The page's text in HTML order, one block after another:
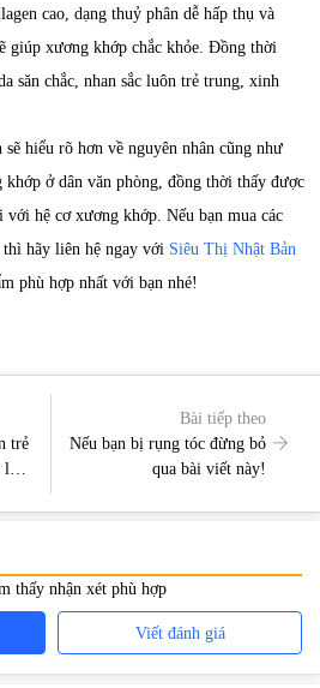
cao, dạng thuỷ phân dễ hấp thụ và
giúp xương khớp chắc khỏe. Đồng thời
săn chắc, nhan sắc luôn trẻ trung, xinh
hiểu rõ hơn về nguyên nhân cũng như
ở dân văn phòng, đồng thời thấy được
với hệ cơ xương khớp. Nếu bạn mua các
thì hãy liên hệ ngay với Siêu Thị Nhật Bản
phù hợp nhất với bạn nhé!
trẻ
Bài tiếp theo
Nếu bạn bị rụng tóc đừng bỏ
qua bài viết này!
thấy nhận xét phù hợp
Viết đánh giá